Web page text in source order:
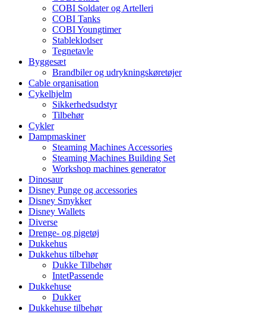
COBI Soldater og Artelleri
COBI Tanks
COBI Youngtimer
Stableklodser
Tegnetavle
Byggesæt
Brandbiler og udrykningskøretøjer
Cable organisation
Cykelhjelm
Sikkerhedsudstyr
Tilbehør
Cykler
Dampmaskiner
Steaming Machines Accessories
Steaming Machines Building Set
Workshop machines generator
Dinosaur
Disney Punge og accessories
Disney Smykker
Disney Wallets
Diverse
Drenge- og pigetøj
Dukkehus
Dukkehus tilbehør
Dukke Tilbehør
IntetPassende
Dukkehuse
Dukker
Dukkehuse tilbehør